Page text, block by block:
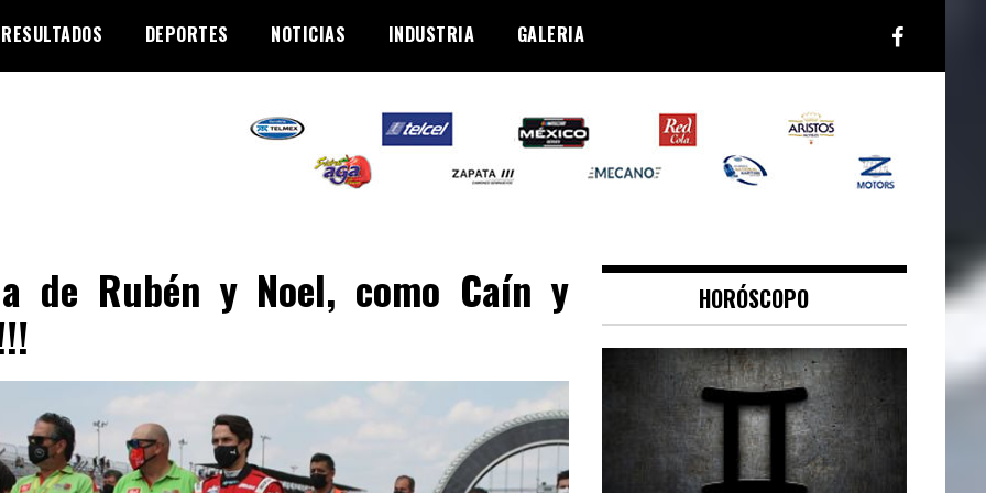
RESULTADOS DEPORTES NOTICIAS INDUSTRIA GALERIA
de Rubén y Noel, como Caín y
HORÓSCOPO